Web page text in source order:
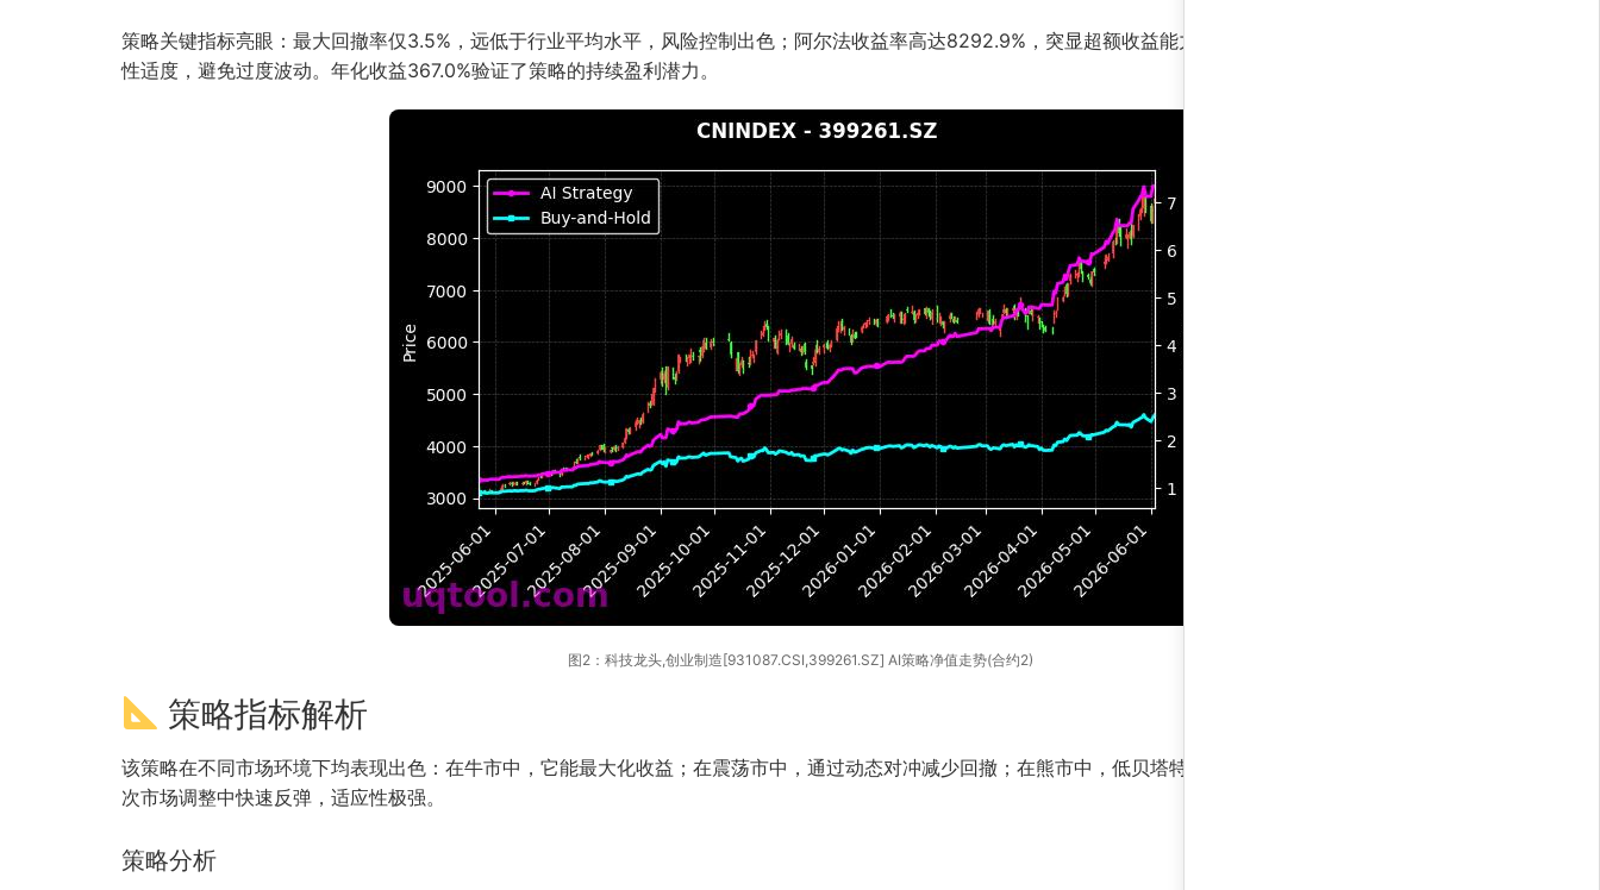
策略关键指标亮眼：最大回撤率仅3.5%，远低于行业平均水平，风险控制出色；阿尔法收益率高达8292.9%，突显超额收益能力；贝塔收益率61.5%，与市场相关
性适度，避免过度波动。年化收益367.0%验证了策略的持续盈利潜力。
图2：科技龙头,创业制造[931087.CSI,399261.SZ] AI策略净值走势(合约2)
策略指标解析
该策略在不同市场环境下均表现出色：在牛市中，它能最大化收益；在震荡市中，通过动态对冲减少回撤；在熊市中，低贝塔特性保护资本。过去一年，策略在多
次市场调整中快速反弹，适应性极强。
策略分析